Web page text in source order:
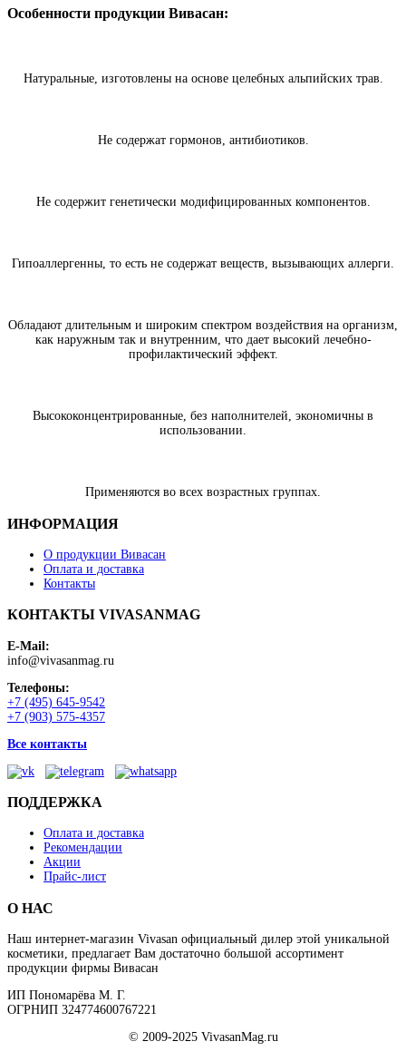
Особенности продукции Вивасан:
Натуральные, изготовлены на основе целебных альпийских трав.
Не содержат гормонов, антибиотиков.
Не содержит генетически модифицированных компонентов.
Гипоаллергенны, то есть не содержат веществ, вызывающих аллерги.
Обладают длительным и широким спектром воздействия на организм,
как наружным так и внутренним, что дает высокий лечебно-
профилактический эффект.
Высококонцентрированные, без наполнителей, экономичны в
использовании.
Применяются во всех возрастных группах.
ИНФОРМАЦИЯ
О продукции Вивасан
Оплата и доставка
Контакты
КОНТАКТЫ VIVASANMAG
E-Mail:
info@vivasanmag.ru
Телефоны:
+7 (495) 645-9542
+7 (903) 575-4357
Все контакты
ПОДДЕРЖКА
Оплата и доставка
Рекомендации
Акции
Прайс-лист
О НАС
Наш интернет-магазин Vivasan официальный дилер этой уникальной
косметики, предлагает Вам достаточно большой ассортимент
продукции фирмы Вивасан
ИП Пономарёва М. Г.
ОГРНИП 324774600767221
© 2009-2025 VivasanMag.ru